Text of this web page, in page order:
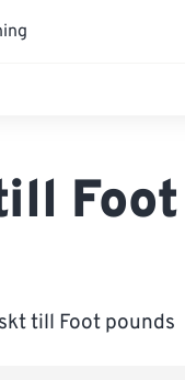
Foot
till Foot pounds